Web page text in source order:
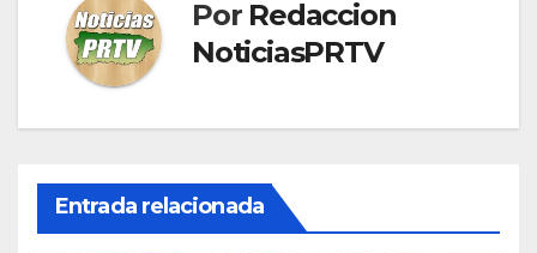
Por Redaccion
NoticiasPRTV
Entrada relacionada